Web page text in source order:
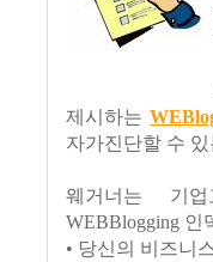
제시하는
자가진단할 수
웨거너는 기
WEBBlogging 인
• 당신의 비즈니